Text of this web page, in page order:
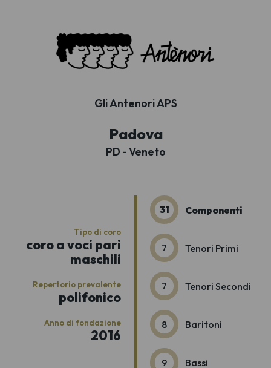
Gli Antenori APS
Padova
PD - Veneto
Tipo di coro
coro a voci pari
maschili
Repertorio prevalente
polifonico
Anno di fondazione
2016
31 Componenti
7 Tenori Primi
7 Tenori Secondi
8 Baritoni
9 Bassi